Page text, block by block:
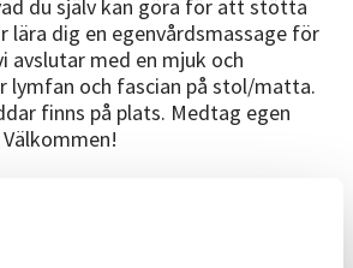
du själv kan göra för att stötta
lära dig en egenvårdsmassage för
avslutar med en mjuk och
lymfan och fascian på stol/matta.
finns på plats. Medtag egen